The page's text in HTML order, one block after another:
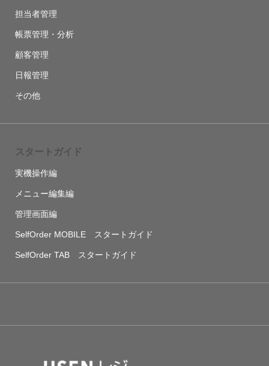
担当者管理
帳票管理・分析
顧客管理
日報管理
その他
スタートガイド
実機操作編
メニュー編集編
管理画面編
SelfOrder MOBILE スタートガイド
SelfOrder TAB スタートガイド